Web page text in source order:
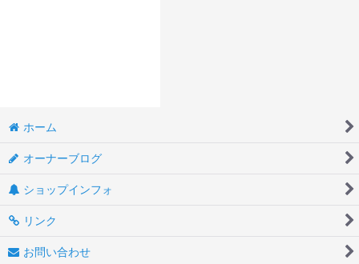
ホーム
オーナーブログ
ショップインフォ
リンク
お問い合わせ